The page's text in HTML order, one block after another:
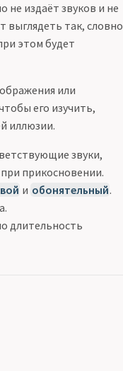
не издаёт звуков и не
выглядеть так, словно
этом будет
или
его изучить,
иллюзии.
звуки,
прикосновении.
и обонятельный.
длительность